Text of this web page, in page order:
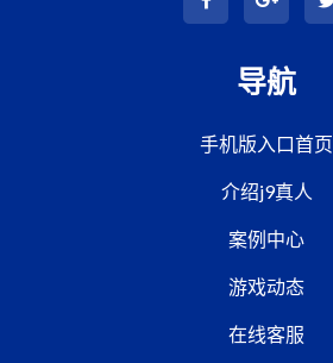
导航
手机版入口首页
介绍j9真人
案例中心
游戏动态
在线客服